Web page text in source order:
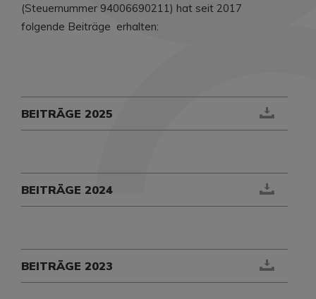
(Steuernummer 94006690211) hat seit 2017
folgende Beiträge erhalten:
BEITRÄGE 2025
BEITRÄGE 2024
BEITRÄGE 2023